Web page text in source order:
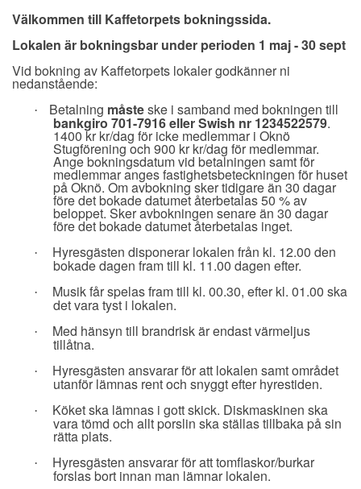
Välkommen till Kaffetorpets bokningssida.
Lokalen är bokningsbar under perioden 1 maj - 30 sept
Vid bokning av Kaffetorpets lokaler godkänner ni
nedanstående:
· Betalning måsteske i samband med bokningen till
bankgiro 701-7916 eller Swish nr 1234522579.
1400 kr kr/dag för icke medlemmar i Oknö
Stugförening och 900 kr kr/dag för medlemmar.
Ange bokningsdatum vid betalningen samt för
medlemmar anges fastighetsbeteckningen för huset
på Oknö. Om avbokning sker tidigare än 30 dagar
före det bokade datumet återbetalas 50 % av
beloppet. Sker avbokningen senare än 30 dagar
före det bokade datumet återbetalas inget.
· Hyresgästen disponerar lokalen från kl. 12.00 den
bokade dagen fram till kl. 11.00 dagen efter.
· Musik får spelas fram till kl. 00.30, efter kl. 01.00 ska
det vara tyst i lokalen.
· Med hänsyn till brandrisk är endast värmeljus
tillåtna.
· Hyresgästen ansvarar för att lokalen samt området
utanför lämnas rent och snyggt efter hyrestiden.
· Köket ska lämnas i gott skick. Diskmaskinen ska
vara tömd och allt porslin ska ställas tillbaka på sin
rätta plats.
· Hyresgästen ansvarar för att tomflaskor/burkar
forslas bort innan man lämnar lokalen.